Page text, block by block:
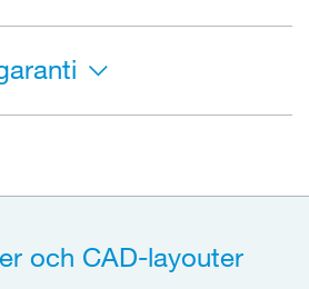
och CAD-layouter